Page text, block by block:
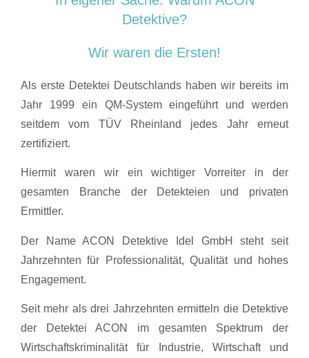
Detektive?
Wir waren die Ersten!
Als erste Detektei Deutschlands haben wir bereits im
Jahr 1999 ein QM-System eingeführt und werden
seitdem vom TÜV Rheinland jedes Jahr erneut
zertifiziert.
Hiermit waren wir ein wichtiger Vorreiter in der
gesamten Branche der Detekteien und privaten
Ermittler.
Der Name ACON Detektive Idel GmbH steht seit
Jahrzehnten für Professionalität, Qualität und hohes
Engagement.
Seit mehr als drei Jahrzehnten ermitteln die Detektive
der Detektei ACON im gesamten Spektrum der
Wirtschaftskriminalität für Industrie, Wirtschaft und